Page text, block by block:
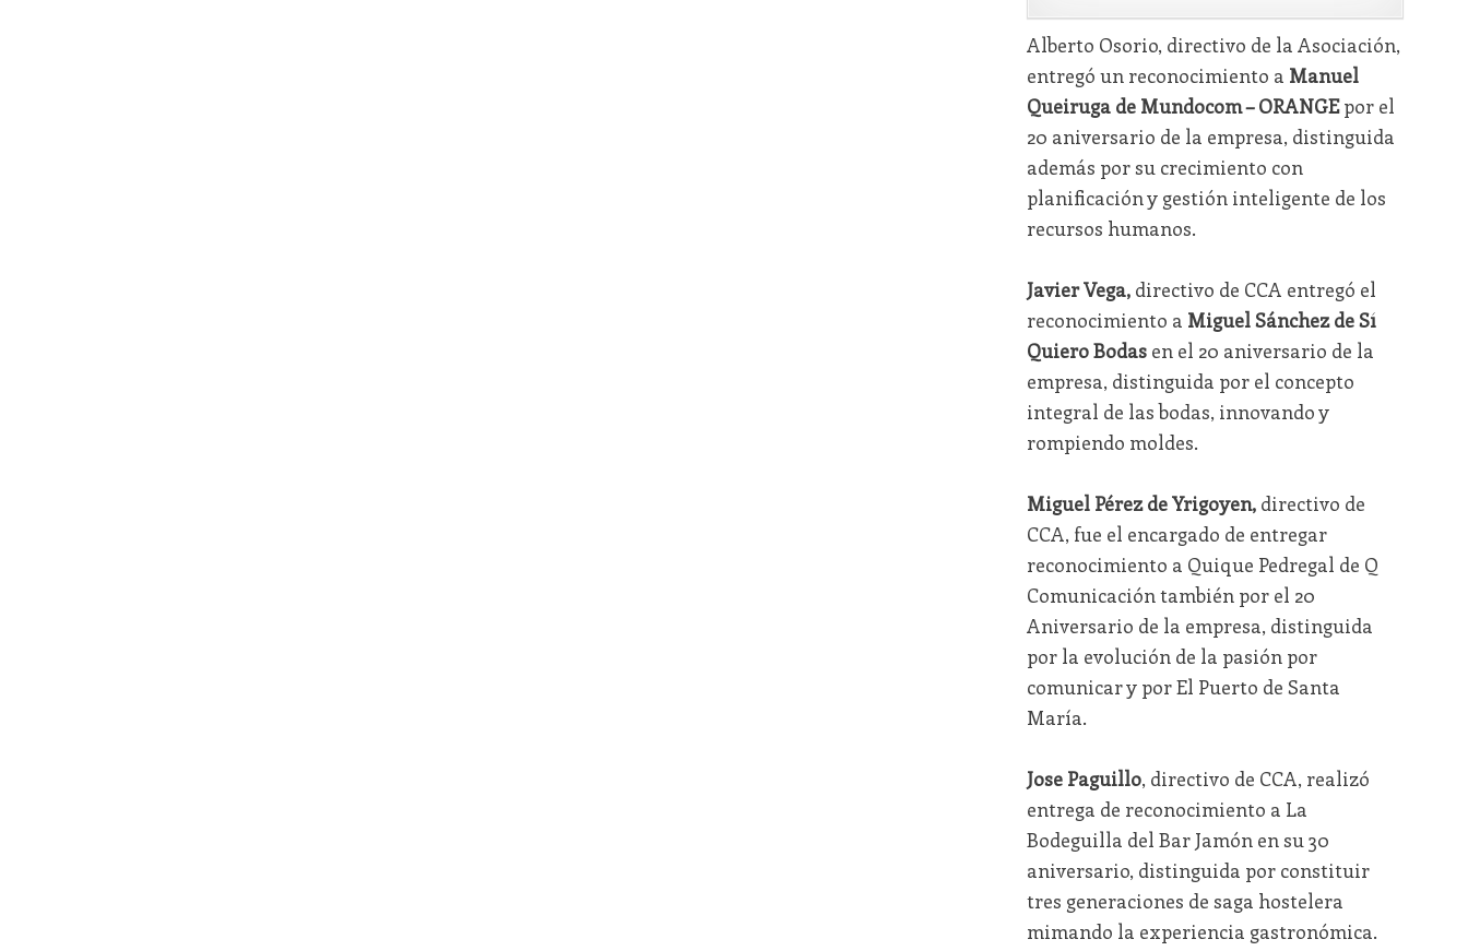
Alberto Osorio, directivo de la Asociación,
entregó un reconocimiento a Manuel
Queiruga de Mundocom – ORANGEpor el
20 aniversario de la empresa, distinguida
además por su crecimiento con
planificación y gestión inteligente de los
recursos humanos.
Javier Vega,directivo de CCA entregó el
reconocimiento a Miguel Sánchez de Sí
Quiero Bodasen el 20 aniversario de la
empresa, distinguida por el concepto
integral de las bodas, innovando y
rompiendo moldes.
Miguel Pérez de Yrigoyen,directivo de
CCA, fue el encargado de entregar
reconocimiento a Quique Pedregal de Q
Comunicación también por el 20
Aniversario de la empresa, distinguida
por la evolución de la pasión por
comunicar y por El Puerto de Santa
María.
Jose Paguillo, directivo de CCA, realizó
entrega de reconocimiento a La
Bodeguilla del Bar Jamón en su 30
aniversario, distinguida por constituir
tres generaciones de saga hostelera
mimando la experiencia gastronómica.